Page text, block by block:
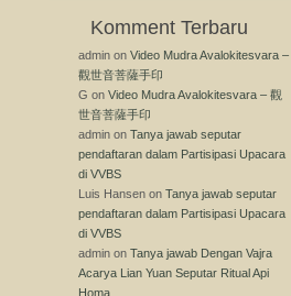
Komment Terbaru
admin on Video Mudra Avalokitesvara –
觀世音菩薩手印
G on Video Mudra Avalokitesvara – 觀
世音菩薩手印
admin on Tanya jawab seputar
pendaftaran dalam Partisipasi Upacara
di VVBS
Luis Hansen on Tanya jawab seputar
pendaftaran dalam Partisipasi Upacara
di VVBS
admin on Tanya jawab Dengan Vajra
Acarya Lian Yuan Seputar Ritual Api
Homa